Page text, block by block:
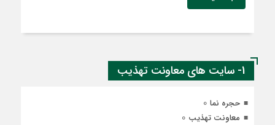
1- سایت های معاونت تهذیب
حجره نما
معاونت تهذیب